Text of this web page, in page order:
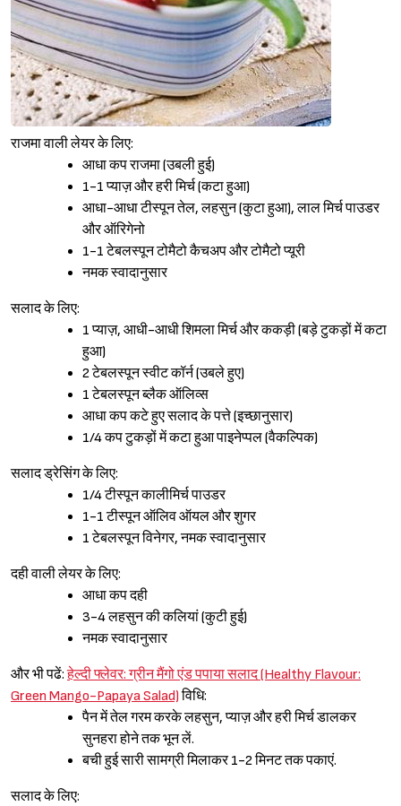
राजमा वाली लेयर के लिए:
आधा कप राजमा (उबली हुई)
1-1 प्याज़ और हरी मिर्च (कटा हुआ)
आधा-आधा टीस्पून तेल, लहसुन (कुटा हुआ), लाल मिर्च पाउडर
और ऑरिगेनो
1-1 टेबलस्पून टोमैटो कैचअप और टोमैटो प्यूरी
नमक स्वादानुसार
सलाद के लिए:
1 प्याज़, आधी-आधी शिमला मिर्च और ककड़ी (बड़े टुकड़ों में कटा
हुआ)
2 टेबलस्पून स्वीट कॉर्न (उबले हुए)
1 टेबलस्पून ब्लैक ऑलिव्स
आधा कप कटे हुए सलाद के पत्ते (इच्छानुसार)
1/4 कप टुकड़ों में कटा हुआ पाइनेप्पल (वैकल्पिक)
सलाद ड्रेसिंग के लिए:
1/4 टीस्पून कालीमिर्च पाउडर
1-1 टीस्पून ऑलिव ऑयल और शुगर
1 टेबलस्पून विनेगर, नमक स्वादानुसार
दही वाली लेयर के लिए:
आधा कप दही
3-4 लहसुन की कलियां (कुटी हुई)
नमक स्वादानुसार
और भी पढें:हेल्दी फ्लेवर: ग्रीन मैंगो एंड पपाया सलाद (Healthy Flavour:
Green Mango-Papaya Salad)विधि:
पैन में तेल गरम करके लहसुन, प्याज़ और हरी मिर्च डालकर
सुनहरा होने तक भून लें.
बची हुई सारी सामग्री मिलाकर 1-2 मिनट तक पकाएं.
सलाद के लिए: